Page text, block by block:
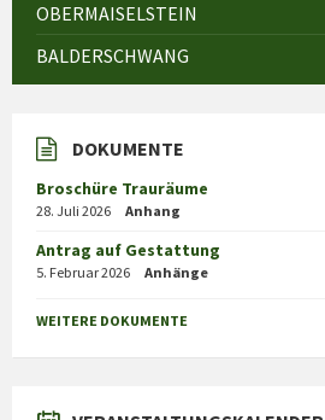
OBERMAISELSTEIN
BALDERSCHWANG
DOKUMENTE
Broschüre Trauräume
28. Juli 2026 Anhang
Antrag auf Gestattung
5. Februar 2026 Anhänge
WEITERE DOKUMENTE